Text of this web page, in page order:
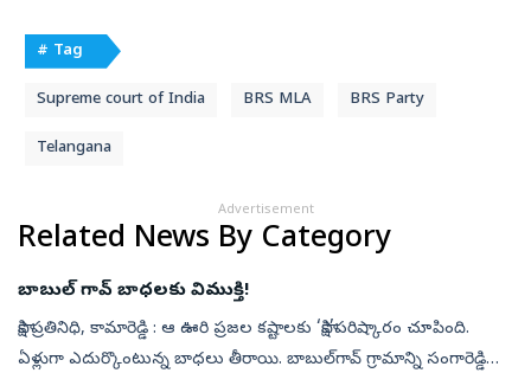
# Tag
Supreme court of India BRS MLA BRS Party
Telangana
Advertisement
Related News By Category
బాబుల్‌ గావ్‌ బాధలకు విముక్తి!
సాక్షి ప్రతినిధి, కామారెడ్డి : ఆ ఊరి ప్రజల కష్టాలకు ‘సాక్షి’పరిష్కారం చూపింది.
ఏళ్లుగా ఎదుర్కొంటున్న బాధలు తీరాయి. బాబుల్‌గావ్‌ గ్రామాన్ని సంగారెడ్డి